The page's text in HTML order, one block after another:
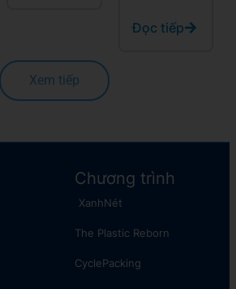
Đọc tiếp
Xem tiếp
Chương trình
XanhNét
The Plastic Reborn
CyclePacking